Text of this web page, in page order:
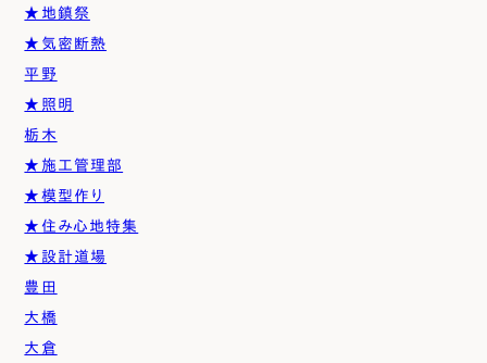
★地鎮祭
★気密断熱
平野
★照明
栃木
★施工管理部
★模型作り
★住み心地特集
★設計道場
豊田
大橋
大倉